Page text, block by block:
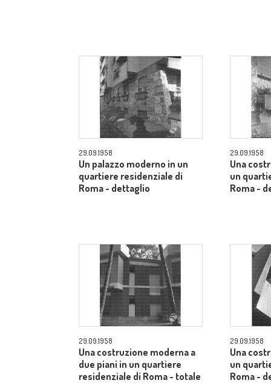
29.09.1958
Un palazzo moderno in un
quartiere residenziale di
Roma - dettaglio
29.09.1958
Una
un
Roma -
29.09.1958
Una costruzione moderna a
due piani in un quartiere
residenziale di Roma - totale
29.09.1958
Una
un
Roma -